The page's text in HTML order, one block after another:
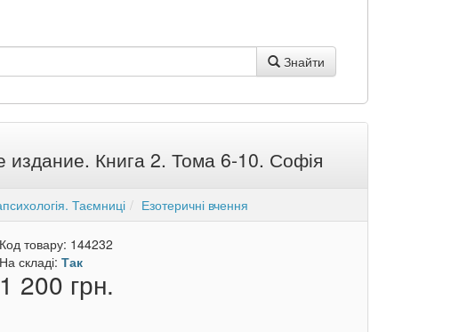
Знайти
Книга 2. Тома 6-10. Софія
Таємниці Езотеричні вчення
Код товару: 144232
На складі:Так
1 200 грн.